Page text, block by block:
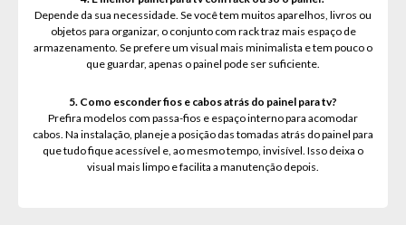
Depende da sua necessidade. Se você tem muitos aparelhos, livros ou
objetos para organizar, o conjunto com rack traz mais espaço de
armazenamento. Se prefere um visual mais minimalista e tem pouco o
que guardar, apenas o painel pode ser suficiente.
5. Como esconder fios e cabos atrás do painel para tv?
Prefira modelos com passa-fios e espaço interno para acomodar
cabos. Na instalação, planeje a posição das tomadas atrás do painel para
que tudo fique acessível e, ao mesmo tempo, invisível. Isso deixa o
visual mais limpo e facilita a manutenção depois.